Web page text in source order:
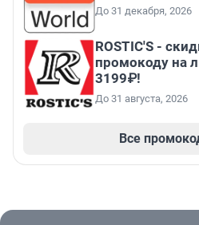
До 31 декабря, 2026
ROSTIC'S -
промокоду на
3199₽!
До 31 августа, 2026
Все